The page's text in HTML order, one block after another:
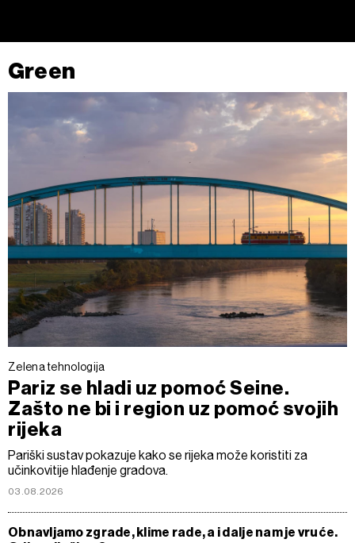
Green
Zelena tehnologija
Pariz se hladi uz pomoć Seine.
Zašto ne bi i region uz pomoć svojih
rijeka
Pariški sustav pokazuje kako se rijeka može koristiti za
učinkovitije hlađenje gradova.
03.08.2026
Obnavljamo zgrade, klime rade, a i dalje nam je vruće.